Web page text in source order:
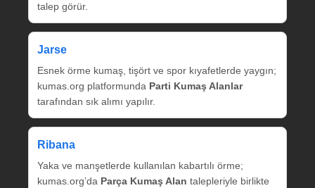
talep görür.
Jarse
Esnek örme kumaş, tişört ve spor kıyafetlerde yaygın;
kumas.org platformunda Parti Kumaş Alanlar
tarafından sık alımı yapılır.
Ribana
Yaka ve manşetlerde kullanılan kabartılı örme;
kumas.org’da Parça Kumaş Alan talepleriyle birlikte